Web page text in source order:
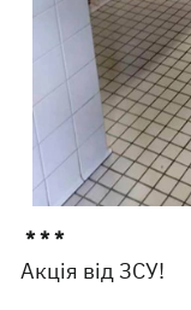
* * *
Акція від ЗСУ!